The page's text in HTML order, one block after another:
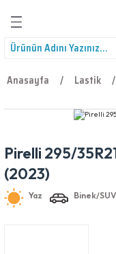
Anasayfa Lastik
Pirelli 295/
(2023)